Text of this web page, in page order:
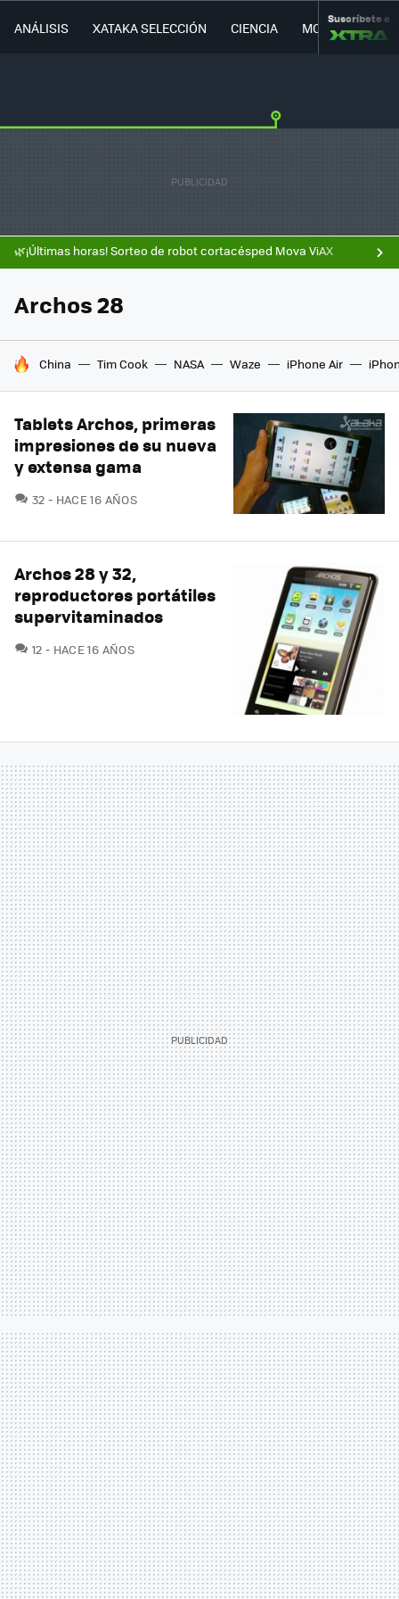
ANÁLISIS XATAKA SELECCIÓN CIENCIA MOVILIDAD
Suscríbete a
🌿¡Últimas horas! Sorteo de robot cortacésped Mova ViAX
Archos 28
HOY SE HABLA DE
China Tim Cook NASA Waze iPhone Air
Tablets Archos, primeras
impresiones de su nueva
y extensa gama
32 COMENTARIOS
HACE 16 AÑOS
Archos 28 y 32,
reproductores portátiles
supervitaminados
12 COMENTARIOS
HACE 16 AÑOS